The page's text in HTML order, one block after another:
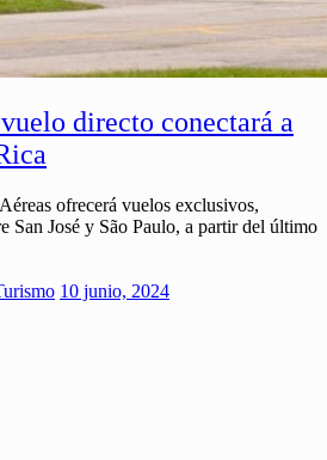
directo conectará a
ofrecerá vuelos exclusivos,
San José y São Paulo, a partir del último
10 junio, 2024